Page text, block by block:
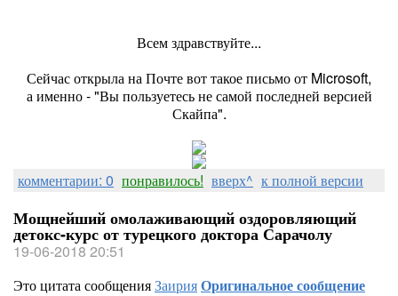
Всем здравствуйте...
Сейчас открыла на Почте вот такое письмо от Microsoft,
а именно - "Вы пользуетесь не самой последней версией
Скайпа".
комментарии: 0 понравилось! вверх^ к полной версии
Мощнейший омолаживающий оздоровляющий
детокс-курс от турецкого доктора Сарачолу
19-06-2018 20:51
Это цитата сообщенияЗаирияОригинальное сообщение